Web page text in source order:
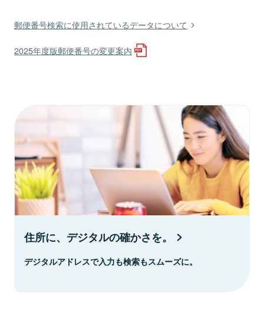
郵便番号検索に使用されているデータについて
2025年度版郵便番号の変更案内
住所に、デジタルの確かさを。
デジタルアドレスで入力も検索もスムーズに。